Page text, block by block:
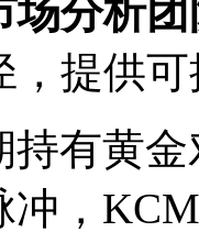
场分析团
，提供
持有黄
，